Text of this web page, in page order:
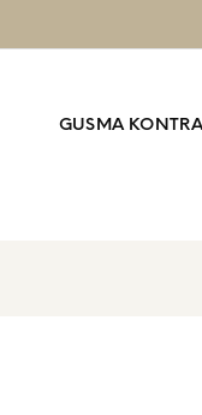
GUSMA